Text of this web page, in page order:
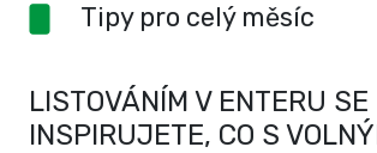
Tipy pro celý měsíc
LISTOVÁNÍM V ENTERU SE
INSPIRUJETE, CO S